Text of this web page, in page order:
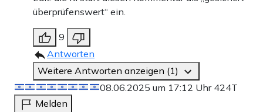
überprüfenswert“ ein.
9
Antworten
Weitere Antworten anzeigen (1)
08.06.2025 um 17:12 Uhr 424T
Melden